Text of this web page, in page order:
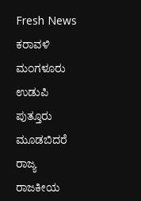
Fresh News
ಕರಾವಳಿ
ಮಂಗಳೂರು
ಉಡುಪಿ
ಪುತ್ತೂರು
ಮೂಡಬಿದರೆ
ರಾಜ್ಯ
ರಾಜಕೀಯ